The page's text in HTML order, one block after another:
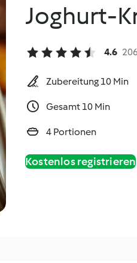
Joghurt-
4.6
Zubereitung 10 Min
Gesamt 10 Min
4 Portionen
Kostenlos registrieren